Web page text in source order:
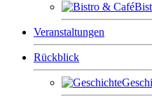
Veranstaltungen
Rückblick